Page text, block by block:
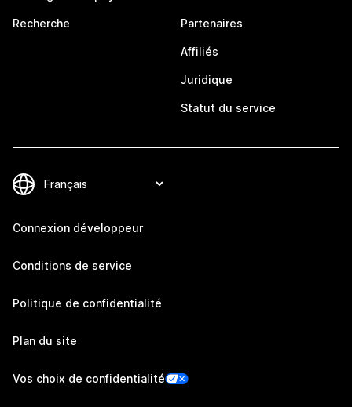
Recherche Partenaires
Affiliés
Juridique
Statut du service
Connexion développeur
Conditions de service
Politique de confidentialité
Plan du site
Vos choix de confidentialité